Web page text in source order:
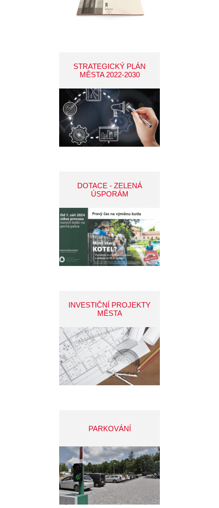
STRATEGICKÝ PLÁN
MĚSTA 2022-2030
DOTACE - ZELENÁ
ÚSPORÁM
INVESTIČNÍ PROJEKTY
MĚSTA
PARKOVÁNÍ